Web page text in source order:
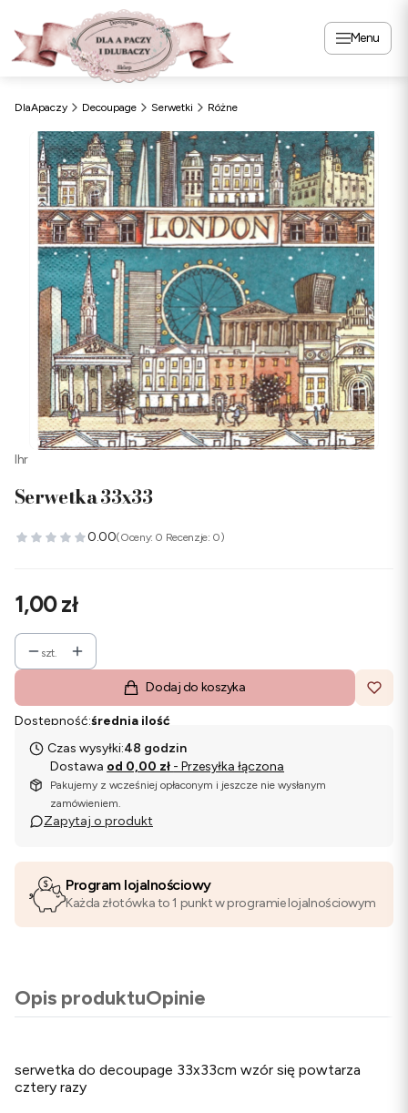
Menu
DlaApaczy Decoupage Serwetki Różne
Ihr
Serwetka 33x33
0.00(Oceny: 0 Recenzje: 0)
Cena
1,00 zł
szt.
Dodaj do koszyka
Dostępność:średnia ilość
Czas wysyłki:48 godzin
Dostawa od 0,00 zł - Przesyłka łączona
Pakujemy z wcześniej opłaconym i jeszcze nie wysłanym
zamówieniem.
Zapytaj o produkt
Program lojalnościowy
Każda złotówka to 1 punkt w programie lojalnościowym
Opis produktuOpinie
serwetka do decoupage 33x33cm wzór się powtarza
cztery razy